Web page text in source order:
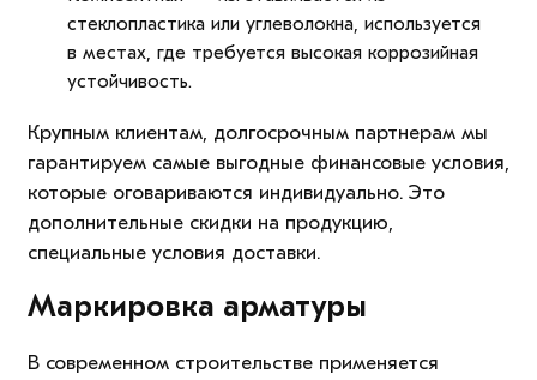
стеклопластика или углеволокна, используется
в местах, где требуется высокая коррозийная
устойчивость.
Крупным клиентам, долгосрочным партнерам мы
гарантируем самые выгодные финансовые условия,
которые оговариваются индивидуально. Это
дополнительные скидки на продукцию,
специальные условия доставки.
Маркировка арматуры
В современном строительстве применяется